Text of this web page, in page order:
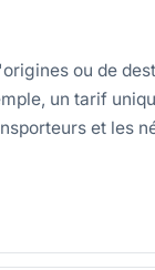
ou de
un tarif
et les